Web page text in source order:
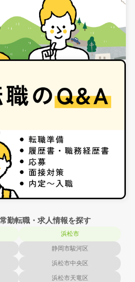
勤転職・求人情報を探す
浜松市
静岡市駿河区
浜松市中央区
浜松市天竜区